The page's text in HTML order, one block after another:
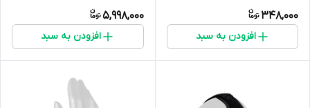
348,000
افزودن به سبد
5,998,000
افزودن به سبد